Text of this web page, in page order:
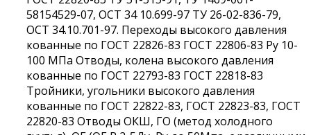
58154529-07, ОСТ 34 10.699-97 ТУ 26-02-836-79,
ОСТ 34.10.701-97. Переходы высокого давления
кованные по ГОСТ 22826-83 ГОСТ 22806-83 Ру 10-
100 МПа Отводы, колена высокого давления
кованные по ГОСТ 22793-83 ГОСТ 22818-83
Тройники, угольники высокого давления
кованные по ГОСТ 22822-83, ГОСТ 22823-83, ГОСТ
22820-83 Отводы ОКШ, ГО (метод холодного